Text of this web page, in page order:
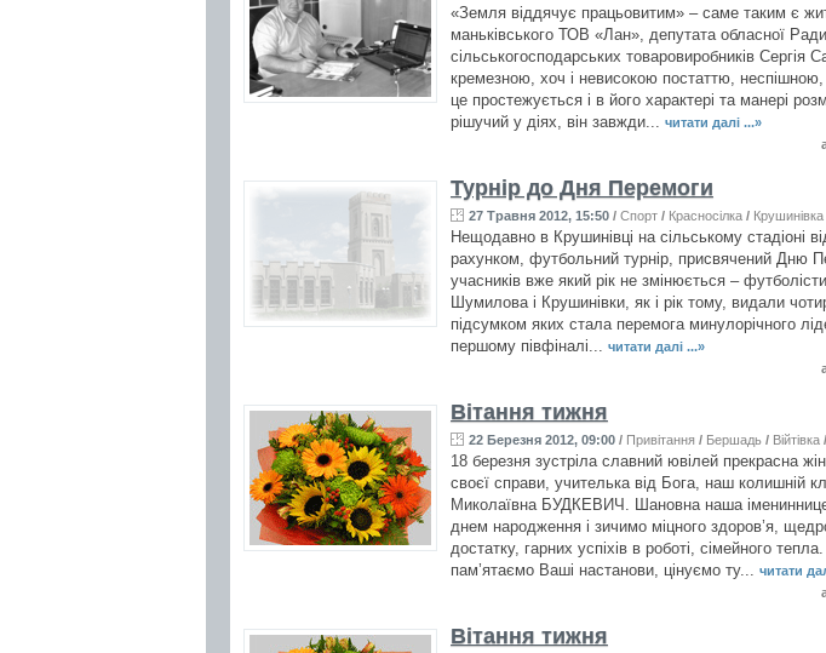
«Земля віддячує працьовитим» – саме таким є
маньківського ТОВ «Лан», депутата обласної
сільськогосподарських товаровиробників Сергія
кремезною, хоч і невисокою постаттю,
це простежується і в його характері та манері
рішучий у діях, він завжди... читати далі ...»
Турнір до Дня Перемоги
27 Травня 2012, 15:50 / Спорт / Красносілка / Крушинівка
Нещодавно в Крушинівці на сільському стадіоні
рахунком, футбольний турнір, присвячений Дню
учасників вже який рік не змінюється –
Шумилова і Крушинівки, як і рік тому, видали
підсумком яких стала перемога минулорічного
першому півфіналі... читати далі ...»
Вітання тижня
22 Березня 2012, 09:00 / Привітання / Бершадь / Війтівка /
18 березня зустріла славний ювілей прекрасна
своєї справи, учителька від Бога, наш колишній
Миколаївна БУДКЕВИЧ. Шановна наша
днем народження і зичимо міцного здоров’я,
достатку, гарних успіхів в роботі, сімейного
пам’ятаємо Ваші настанови, цінуємо ту... читати
Вітання тижня